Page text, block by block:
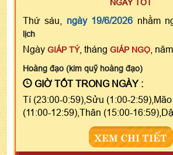
NGÀY TỐT
Thứ sáu, ngày 19/6/2026 nhằm
lịch
Ngày GIÁP TÝ, tháng GIÁP NGỌ , năm
Hoàng đạo (kim quỹ hoàng đạo)
GIỜ TỐT TRONG NGÀY :
Tí (23:00-0:59),Sửu (1:00-
(11:00-12:59),Thân (15:00-
XEM CHI TIẾT